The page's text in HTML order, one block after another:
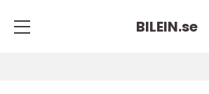
BILEIN.se